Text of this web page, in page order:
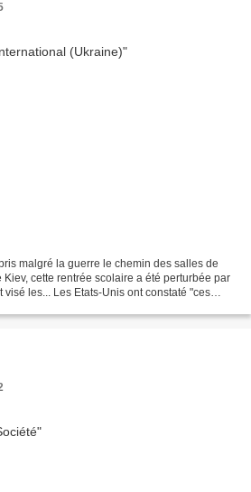
malgré la guerre le chemin des salles de
cette rentrée scolaire a été perturbée par
les... Les Etats-Unis ont constaté "ces